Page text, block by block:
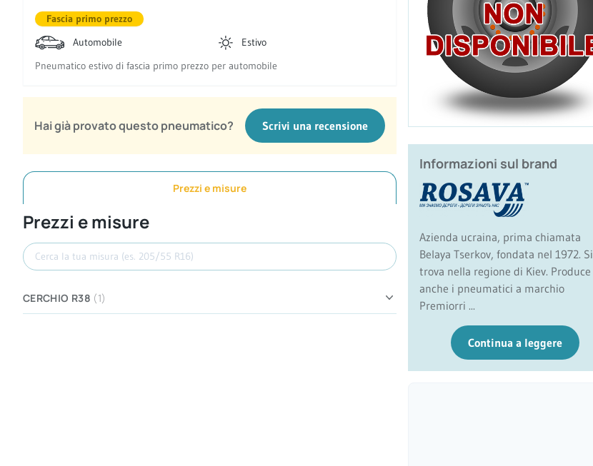
Fascia primo prezzo
Automobile
Estivo
Pneumatico estivo di fascia primo prezzo per automobile
Hai già provato questo pneumatico? Scrivi una recensione
Informazioni sul brand
Azienda ucraina, prima chiamata
Belaya Tserkov, fondata nel 1972. Si
trova nella regione di Kiev. Produce
anche i pneumatici a marchio
Premiorri ...
Continua a leggere
Prezzi e misure
Prezzi e misure
Cerca misura
CERCHIO R38 (1)